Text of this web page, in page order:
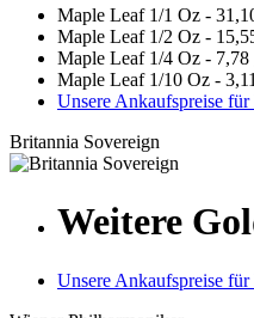
Maple Leaf 1/1 Oz -
Maple Leaf 1/2 Oz -
Maple Leaf 1/4 Oz - 7,78
Maple Leaf 1/10 Oz -
Unsere Ankaufspreise
Britannia Sovereign
Weitere
Unsere Ankaufspreise